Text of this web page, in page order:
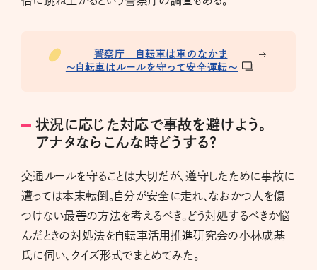
警察庁 自転車は車のなかま
～自転車はルールを守って安全運転～
状況に応じた対応で事故を避けよう。
アナタならこんな時どうする？
交通ルールを守ることは大切だが、遵守したために事故に
遭っては本末転倒。自分が安全に走れ、なおかつ人を傷
つけない最善の方法を考えるべき。どう対処するべきか悩
んだときの対処法を自転車活用推進研究会の小林成基
氏に伺い、クイズ形式でまとめてみた。